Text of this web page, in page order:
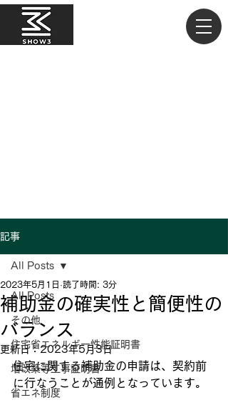
記事
All Posts
その他
住宅省エネルギー性能証明書
増改築等工事証明書
省エネ制度
All Posts
補助金の確実性と簡便性の
バランス
2023年5月1日 読了時間: 3分
更新日：2023年5月3日
住宅に関する補助金の申請は、契約前
に行なうことが通例となっています。